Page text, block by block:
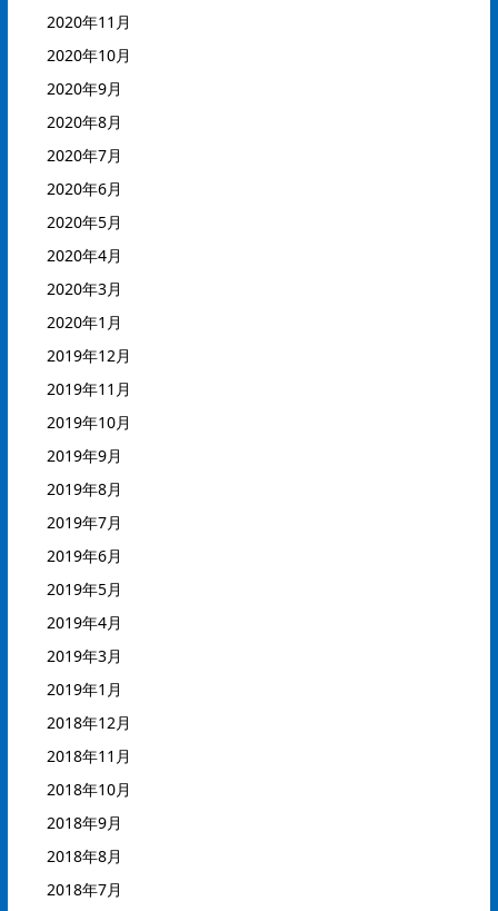
2020年11月
2020年10月
2020年9月
2020年8月
2020年7月
2020年6月
2020年5月
2020年4月
2020年3月
2020年1月
2019年12月
2019年11月
2019年10月
2019年9月
2019年8月
2019年7月
2019年6月
2019年5月
2019年4月
2019年3月
2019年1月
2018年12月
2018年11月
2018年10月
2018年9月
2018年8月
2018年7月